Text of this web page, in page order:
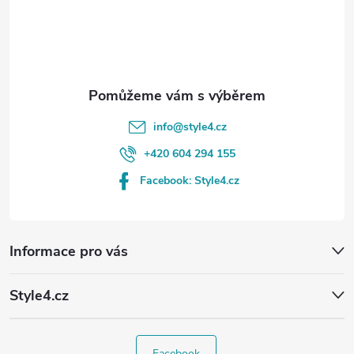
Informace pro vás
Style4.cz
info@style4.cz
+420 604 294 155
Facebook: Style4.cz